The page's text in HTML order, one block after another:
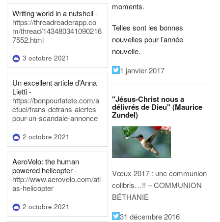
Writing world in a nutshell -
https://threadreaderapp.co
m/thread/143480341090216
7552.html
3 octobre 2021
Un excellent article d’Anna
Lietti -
https://bonpourlatete.com/a
ctuel/trans-detrans-alertes-
pour-un-scandale-annonce
2 octobre 2021
AeroVelo: the human
powered helicopter -
http://www.aerovelo.com/atl
as-helicopter
2 octobre 2021
moments.
Telles sont les bonnes
nouvelles pour l’année
nouvelle.
1 janvier 2017
"Jésus-Christ nous a
délivrés de Dieu" (Maurice
Zundel)
Vœux 2017 : une communion
colibris…!! – COMMUNION
BÉTHANIE
31 décembre 2016